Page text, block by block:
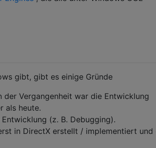
gibt, gibt es einige Gründe
Vergangenheit war die Entwicklung
als heute.
(z. B. Debugging).
in DirectX erstellt / implementiert und